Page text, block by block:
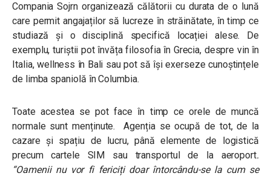
Compania Sojrn organizează călătorii cu durata de o lună
care permit angajaților să lucreze în străinătate, în timp ce
studiază și o disciplină specifică locației alese. De
exemplu, turiștii pot învăța filosofia în Grecia, despre vin în
Italia, wellness în Bali sau pot să își exerseze cunoștințele
de limba spaniolă în Columbia.
Toate acestea se pot face în timp ce orele de muncă
normale sunt menținute. Agenția se ocupă de tot, de la
cazare și spațiu de lucru, până elemente de logistică
precum cartele SIM sau transportul de la aeroport.
“Oamenii nu vor fi fericiți doar întorcându-se la cum se